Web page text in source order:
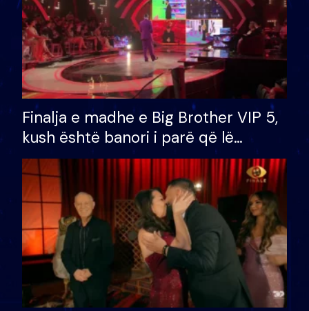
Finalja e madhe e Big Brother VIP 5,
kush është banori i parë që lë
shtëpinë dhe humb mundësinë për
të fituar çmimin e madh